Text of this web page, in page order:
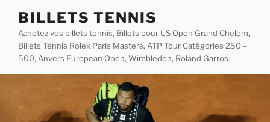
content
BILLETS TENNIS
Achetez vos billets tennis, Billets pour US Open Grand Chelem,
Billets Tennis Rolex Paris Masters, ATP Tour Catégories 250 –
500, Anvers European Open, Wimbledon, Roland Garros